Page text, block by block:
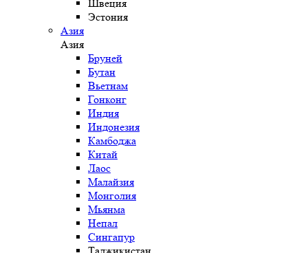
Швеция
Эстония
Азия
Азия
Бруней
Бутан
Вьетнам
Гонконг
Индия
Индонезия
Камбоджа
Китай
Лаос
Малайзия
Монголия
Мьянма
Непал
Сингапур